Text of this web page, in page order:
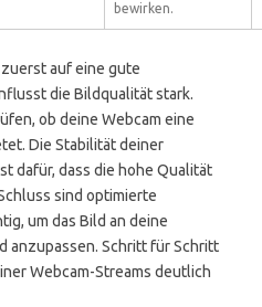
bewirken.
auf eine gute
die Bildqualität stark.
ob deine Webcam eine
Die Stabilität deiner
dafür, dass die hohe Qualität
sind optimierte
um das Bild an deine
anzupassen. Schritt für Schritt
Webcam-Streams deutlich